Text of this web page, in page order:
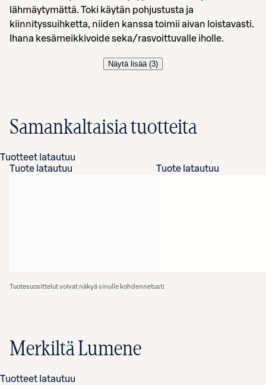
lähmäytymättä. Toki käytän pohjustusta ja
kiinnityssuihketta, niiden kanssa toimii aivan loistavasti.
Ihana kesämeikkivoide seka/rasvoittuvalle iholle.
Näytä lisää (3)
Samankaltaisia tuotteita
Tuotteet latautuu
Tuote latautuu
Tuote latautuu
Tuotesuosittelut voivat näkyä sinulle kohdennetusti
Merkiltä Lumene
Tuotteet latautuu